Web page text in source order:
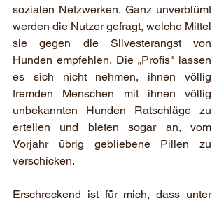
sozialen Netzwerken. Ganz unverblümt
werden die Nutzer gefragt, welche Mittel
sie gegen die Silvesterangst von
Hunden empfehlen. Die „Profis" lassen
es sich nicht nehmen, ihnen völlig
fremden Menschen mit ihnen völlig
unbekannten Hunden Ratschläge zu
erteilen und bieten sogar an, vom
Vorjahr übrig gebliebene Pillen zu
verschicken.
Erschreckend ist für mich, dass unter